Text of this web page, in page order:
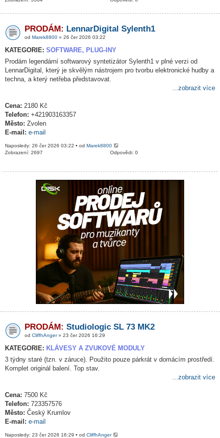
PRODÁM: LennarDigital Sylenth1
od Marek8800 » 26 čer 2026 03:22
KATEGORIE: SOFTWARE, PLUG-INY
Prodám legendární softwarový syntetizátor Sylenth1 v plné verzi od
LennarDigital, který je skvělým nástrojem pro tvorbu elektronické hudby a
techna, a který netřeba představovat.
...zobrazit více
Cena: 2180 Kč
Telefon: +421903163357
Město: Zvolen
E-mail: e-mail
Naposledy: 26 čer 2026 03:22 • od Marek8800
Odpovědi: 0
Zobrazení: 2697
PRODÁM: Studiologic SL 73 MK2
od CliffhAnger» 23 čer 2026 16:29
KATEGORIE: KLÁVESY A ZVUKOVÉ MODULY
3 týdny staré (tzn. v záruce). Použito pouze párkrát v domácím prostředí.
Komplet originál balení. Top stav.
...zobrazit více
Cena: 7500 Kč
Telefon: 723357576
Město: Český Krumlov
E-mail: e-mail
Naposledy: 23 čer 2026 16:29 • od CliffhAnger